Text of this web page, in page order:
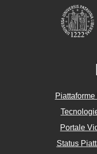
Portale
Status